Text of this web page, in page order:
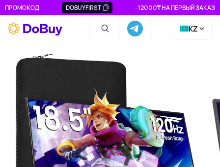
ПРОМОКОД DOBUYFIRST -12000₸ НА ПЕРВЫЙ ЗАКАЗ
KZ